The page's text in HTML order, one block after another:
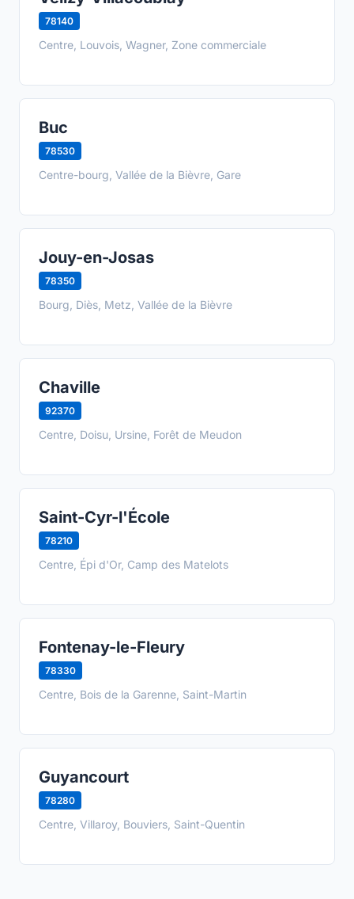
78140
Centre, Louvois, Wagner, Zone commerciale
Buc
78530
Centre-bourg, Vallée de la Bièvre, Gare
Jouy-en-Josas
78350
Bourg, Diès, Metz, Vallée de la Bièvre
Chaville
92370
Centre, Doisu, Ursine, Forêt de Meudon
Saint-Cyr-l'École
78210
Centre, Épi d'Or, Camp des Matelots
Fontenay-le-Fleury
78330
Centre, Bois de la Garenne, Saint-Martin
Guyancourt
78280
Centre, Villaroy, Bouviers, Saint-Quentin